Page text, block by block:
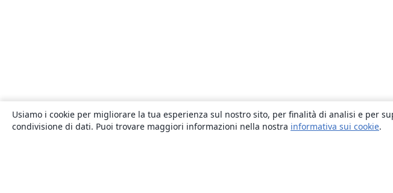
Usiamo i cookie per migliorare la tua esperienza sul nostro sito, per finalità di analisi e per
condivisione di dati. Puoi trovare maggiori informazioni nella nostra informativa sui cookie.